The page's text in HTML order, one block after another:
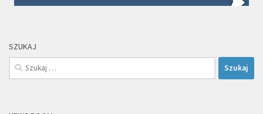
SZUKAJ
Szukaj: